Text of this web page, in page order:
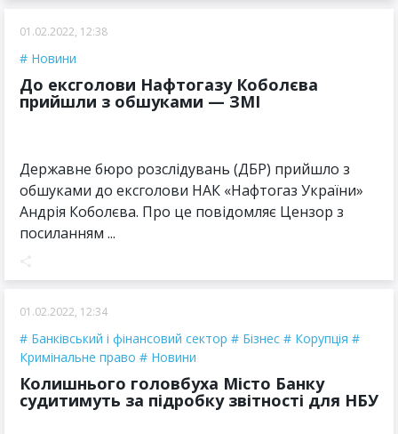
01.02.2022, 12:38
Новини
До ексголови Нафтогазу Коболєва
прийшли з обшуками — ЗМІ
Державне бюро розслідувань (ДБР) прийшло з
обшуками до ексголови НАК «Нафтогаз України»
Андрія Коболєва. Про це повідомляє Цензор з
посиланням ...
01.02.2022, 12:34
Банківський і фінансовий сектор Бізнес
Корупція
Кримінальне право
Новини
Колишнього головбуха Місто Банку
судитимуть за підробку звітності для НБУ